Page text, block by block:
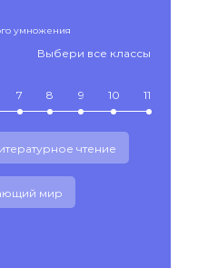
умножения
Выбери все классы
7 8 9 10 11
чтение
мир